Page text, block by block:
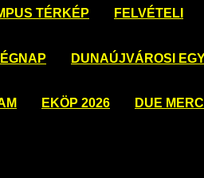
TÉRKÉP FELVÉTELI
DUNAÚJVÁROSI
EKÖP 2026 DUE